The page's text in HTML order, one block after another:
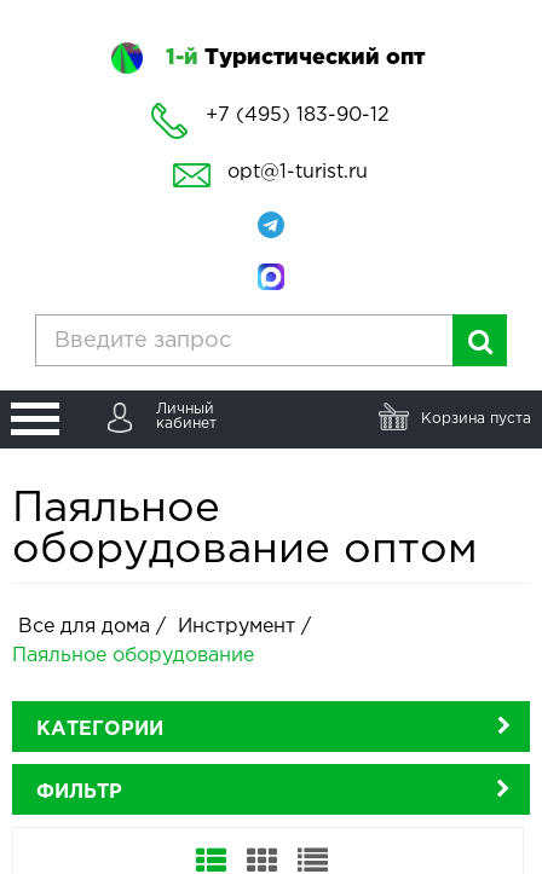
1-й Туристический опт
+7 (495) 183-90-12
opt@1-turist.ru
Личный
кабинет
Корзина пуста
Паяльное
оборудование оптом
Все для дома / Инструмент /
Паяльное оборудование
КАТЕГОРИИ
ФИЛЬТР